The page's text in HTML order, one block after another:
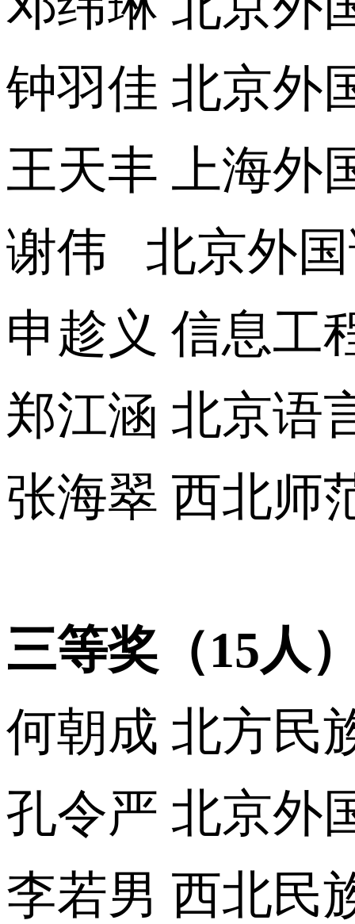
钟羽佳 北京外
王天丰 上海外
谢伟 北京外
申趁义 信息工
郑江涵 北京语
张海翠 西北师
三等奖（15人
何朝成 北方民
孔令严 北京外
李若男 西北民